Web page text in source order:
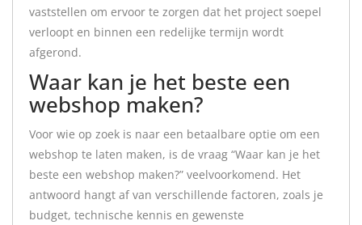
vaststellen om ervoor te zorgen dat het project soepel
verloopt en binnen een redelijke termijn wordt
afgerond.
Waar kan je het beste een
webshop maken?
Voor wie op zoek is naar een betaalbare optie om een
webshop te laten maken, is de vraag “Waar kan je het
beste een webshop maken?” veelvoorkomend. Het
antwoord hangt af van verschillende factoren, zoals je
budget, technische kennis en gewenste